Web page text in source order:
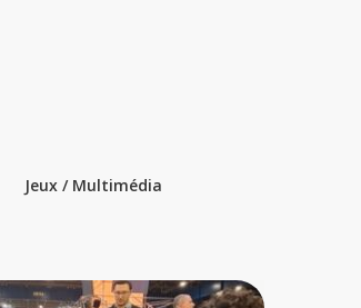
Jeux / Multimédia